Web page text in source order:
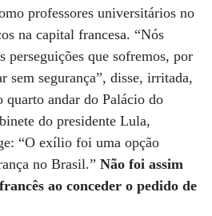
professores universitários no
na capital francesa. “Nós
perseguições que sofremos, por
sem segurança”, disse, irritada,
andar do Palácio do
do presidente Lula,
“O exílio foi uma opção
no Brasil.” Não foi assim
ao conceder o pedido de